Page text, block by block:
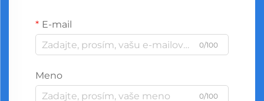
E-mail
0/100
Meno
0/100